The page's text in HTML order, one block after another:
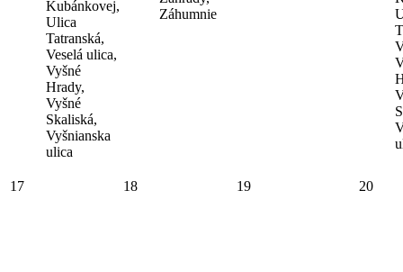
Kubánkovej,
Ulica
Tatranská,
Veselá ulica,
Vyšné
Hrady,
Vyšné
Skaliská,
Vyšnianska
ulica
Záhumnie
17 18 19 20